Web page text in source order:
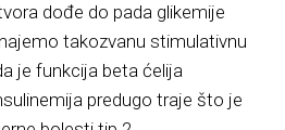
dođe do pada glikemije
takozvanu stimulativnu
je funkcija beta ćelija
predugo traje što je